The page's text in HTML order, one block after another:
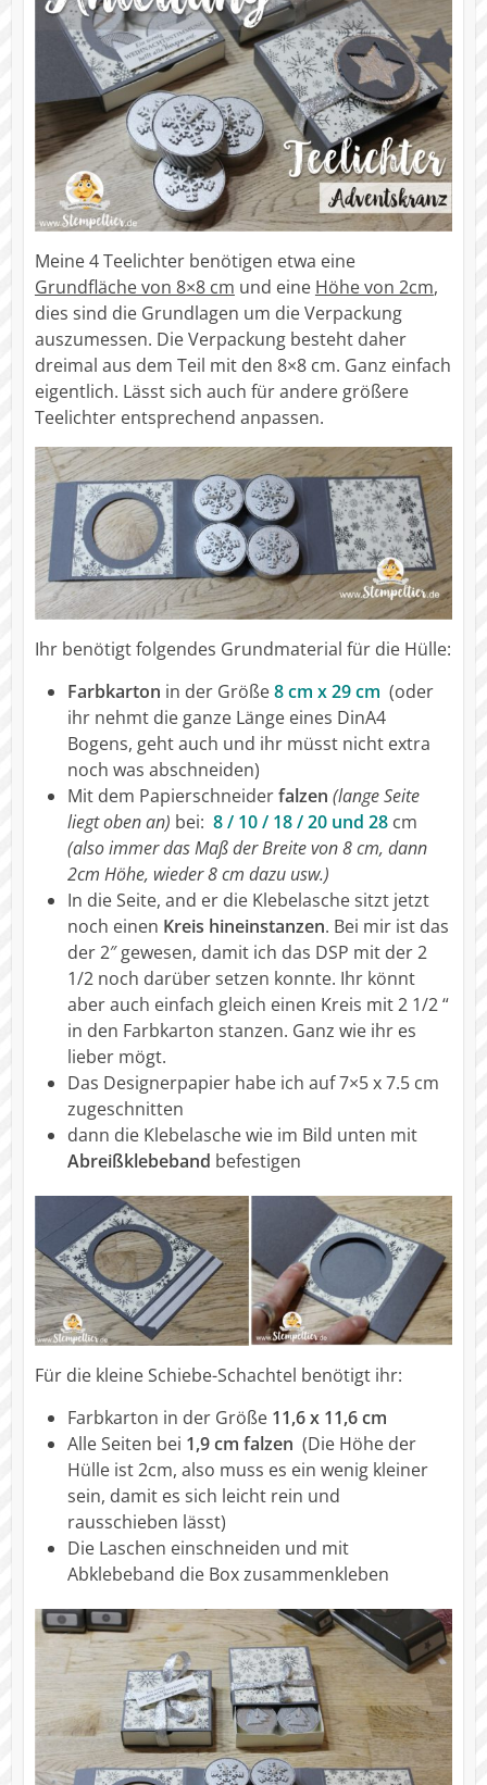
Meine 4 Teelichter benötigen etwa eine
Grundfläche von 8×8 cm und eine Höhe von 2cm,
dies sind die Grundlagen um die Verpackung
auszumessen. Die Verpackung besteht daher
dreimal aus dem Teil mit den 8×8 cm. Ganz einfach
eigentlich. Lässt sich auch für andere größere
Teelichter entsprechend anpassen.
Ihr benötigt folgendes Grundmaterial für die Hülle:
Farbkarton in der Größe8 cm x 29 cm (oder
ihr nehmt die ganze Länge eines DinA4
Bogens, geht auch und ihr müsst nicht extra
noch was abschneiden)
Mit dem Papierschneiderfalzen (lange Seite
liegt oben an) bei: 8 / 10 / 18 / 20 und 28 cm
(also immer das Maß der Breite von 8 cm, dann
2cm Höhe, wieder 8 cm dazu usw.)
In die Seite, and er die Klebelasche sitzt jetzt
noch einen Kreis hineinstanzen. Bei mir ist das
der 2″ gewesen, damit ich das DSP mit der 2
1/2 noch darüber setzen konnte. Ihr könnt
aber auch einfach gleich einen Kreis mit 2 1/2 “
in den Farbkarton stanzen. Ganz wie ihr es
lieber mögt.
Das Designerpapier habe ich auf 7×5 x 7.5 cm
zugeschnitten
dann die Klebelasche wie im Bild unten mit
Abreißklebeband befestigen
Für die kleine Schiebe-Schachtel benötigt ihr:
Farbkarton in der Größe 11,6 x 11,6 cm
Alle Seiten bei 1,9 cm falzen (Die Höhe der
Hülle ist 2cm, also muss es ein wenig kleiner
sein, damit es sich leicht rein und
rausschieben lässt)
Die Laschen einschneiden und mit
Abklebeband die Box zusammenkleben